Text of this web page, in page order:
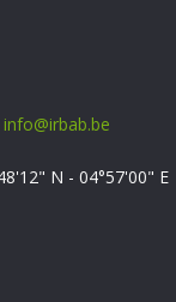
info@irbab.be
N - 04°57'00" E